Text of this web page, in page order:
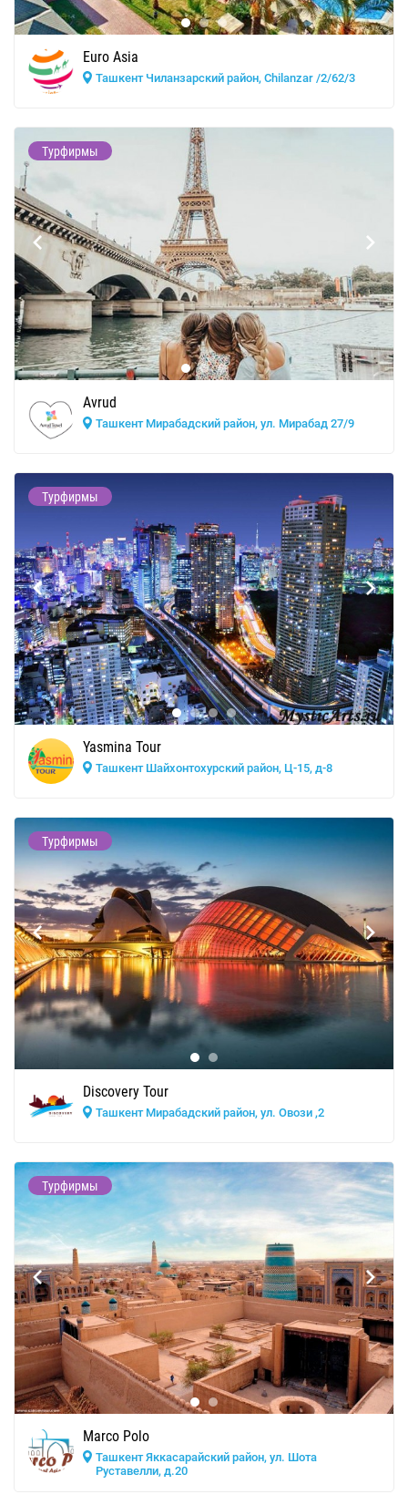
Euro Asia
Ташкент Чиланзарский район, Chilanzar /2/62/3
Турфирмы
Avrud
Ташкент Мирабадский район, ул. Мирабад 27/9
Турфирмы
Yasmina Tour
Ташкент Шайхонтохурский район, Ц-15, д-8
Турфирмы
Discovery Tour
Ташкент Мирабадский район, ул. Овози ,2
Турфирмы
Marco Polo
Ташкент Яккасарайский район, ул. Шота
Руставелли, д.20